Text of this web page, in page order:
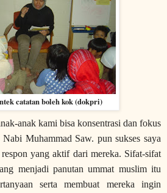
catatan boleh kok (dokpri)
anak kami bisa konsentrasi dan fokus
Muhammad Saw. pun sukses saya
yang aktif dari mereka. Sifat-sifat
menjadi panutan ummat muslim itu
serta membuat mereka ingin